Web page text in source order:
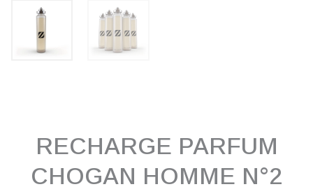
RECHARGE PARFUM
CHOGAN HOMME N°2